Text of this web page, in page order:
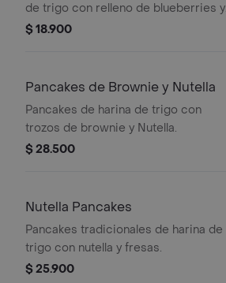
de trigo con relleno de blueberries y
maple syrup.
$ 18.900
Pancakes de Brownie y Nutella
Pancakes de harina de trigo con
trozos de brownie y Nutella.
$ 28.500
Nutella Pancakes
Pancakes tradicionales de harina de
trigo con nutella y fresas.
$ 25.900